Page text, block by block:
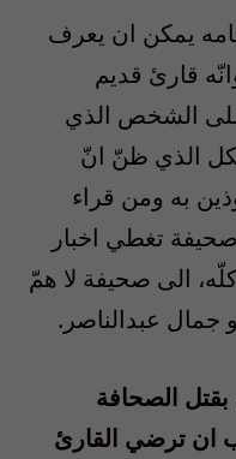
يمكن ان يعرف
قارئ قديم
على الشخص الذي
الذي ظنّ انّ
به ومن قراء
تغطي اخبار
الى صحيفة لا همّ
جمال عبدالناصر.
الصحافة
ان ترضي القارئ